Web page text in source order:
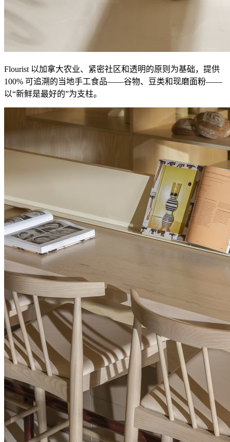
Flourist 以加拿大农业、紧密社区和透明的原则为基础，提供
100% 可追溯的当地手工食品——谷物、豆类和现磨面粉——
以“新鲜是最好的”为支柱。